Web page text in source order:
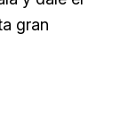
gran